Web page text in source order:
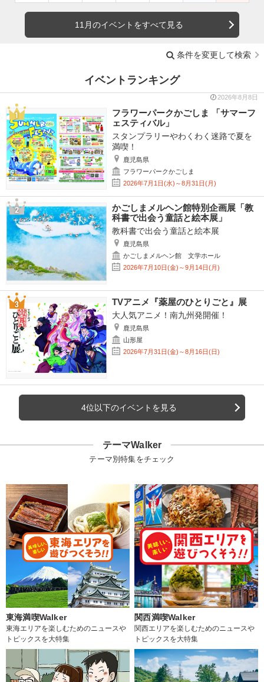
11月のイベントをすべて見る
条件を変更して検索
イベントランキング
2026年8月8日
フラワーパークかごしま 「サマーフ
ェスティバル」
スタンプラリーやわくわく迷路で夏を
満喫！
鹿児島県
フラワーパークかごしま
2026年7月1日(水)～8月31日(月)
かごしまメルヘン館特別企画展「教
科書で出会う童話と絵本展」
教科書で出会う童話と絵本展
鹿児島県
かごしまメルヘン館 文学ホール
2026年7月10日(金)～9月14日(月)
TVアニメ『薬屋のひとりごと』展
大人気アニメ！南九州発開催！
鹿児島県
山形屋
2026年7月31日(金)～8月16日(日)
4位以下のイベントを見る
テーマWalker
テーマ別特集をチェック
東海満喫Walker
東海エリアを楽しむためのニュースや
トピックスを大特集
関西満喫Walker
関西エリアを楽しむためのニュースや
トピックスを大特集